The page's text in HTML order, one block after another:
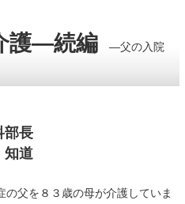
護―続編 ―父の入院
部長
道
の父を８３歳の母が介護していま